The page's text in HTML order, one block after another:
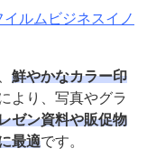
ルムビジネスイノ
鮮やかなカラー印
より、写真やグラ
ゼン資料や販促物
最適です。